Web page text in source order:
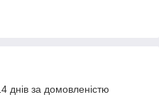
днів за домовленістю